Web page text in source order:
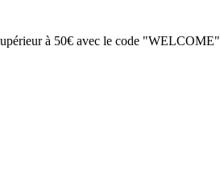
à 50€ avec le code "WELCOME"